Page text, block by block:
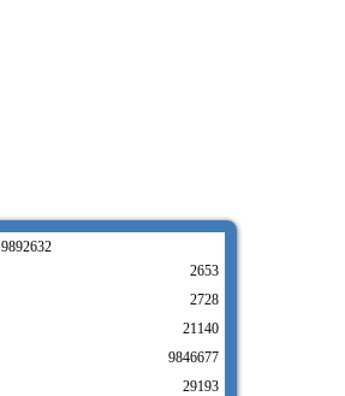
9892632
2653
2728
21140
9846677
29193